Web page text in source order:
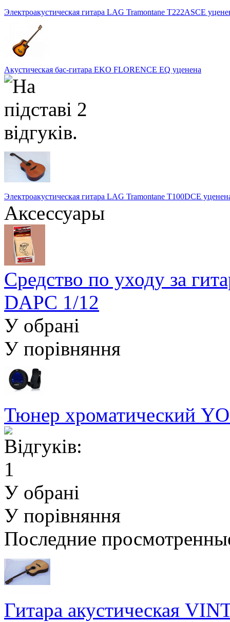
Электроакустическая гитара LAG Tramontane T222ASCE
Акустическая бас-гитара EKO FLORENCE EQ уценена
Электроакустическая гитара LAG Tramontane T100DCE
Аксессуары
Средство по уходу за
DAPC 1/12
У обрані
У порівняння
Тюнер хроматический
У обрані
У порівняння
Последние
Гитара акустическая